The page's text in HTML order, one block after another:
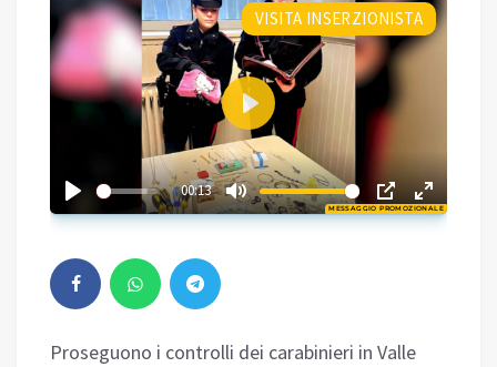
MESSAGGIO PROMOZIONALE
VISITA INSERZIONISTA
00:13
Play
01:02
Proseguono i controlli dei carabinieri in Valle